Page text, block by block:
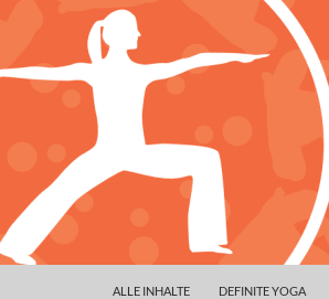
ALLE INHALTE DEFINITE YOGA